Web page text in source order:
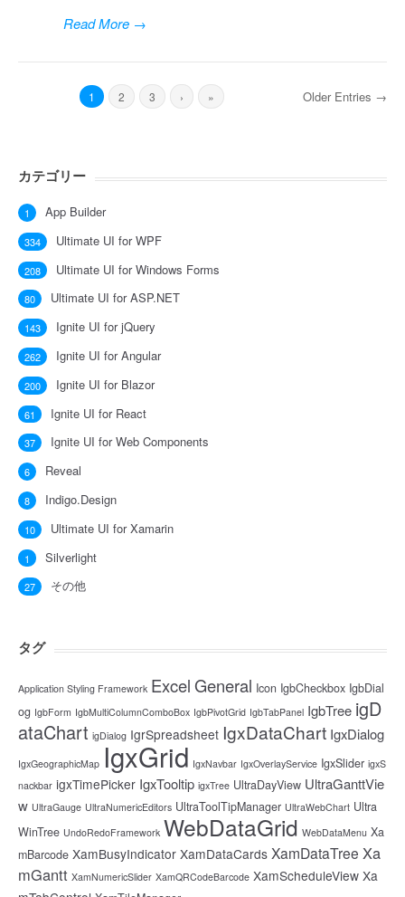
Read More →
1 2 3 › » Older Entries →
カテゴリー
App Builder
1
Ultimate UI for WPF
334
Ultimate UI for Windows Forms
208
Ultimate UI for ASP.NET
80
Ignite UI for jQuery
143
Ignite UI for Angular
262
Ignite UI for Blazor
200
Ignite UI for React
61
Ignite UI for Web Components
37
Reveal
6
Indigo.Design
8
Ultimate UI for Xamarin
10
Silverlight
1
その他
27
タグ
Application Styling Framework ExcelGeneral Icon IgbCheckbox IgbDial
og IgbForm IgbMultiColumnComboBox IgbPivotGrid IgbTabPanel IgbTree igD
ataChart igDialog IgrSpreadsheet IgxDataChart IgxDialog
IgxGeographicMap IgxGrid IgxNavbar IgxOverlayService IgxSlider igxS
nackbar igxTimePicker IgxTooltip igxTree UltraDayView UltraGanttVie
w UltraGauge UltraNumericEditors UltraToolTipManager UltraWebChart Ultra
WinTree UndoRedoFramework WebDataGrid WebDataMenu Xa
mBarcode XamBusyIndicator XamDataCards XamDataTree Xa
mGantt XamNumericSlider XamQRCodeBarcode XamScheduleView Xa